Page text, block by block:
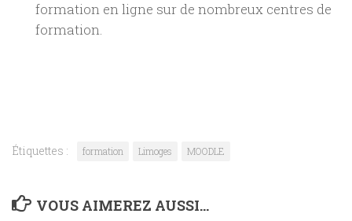
formation en ligne sur de nombreux centres de
formation.
Étiquettes : formation Limoges MOODLE
VOUS AIMEREZ AUSSI...